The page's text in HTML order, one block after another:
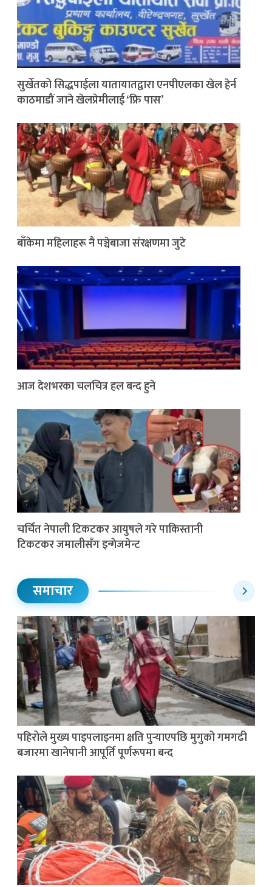
सुर्खेतको सिद्धपाईला यातायातद्वारा एनपीएलका खेल हेर्न
काठमाडौं जाने खेलप्रेमीलाई ‘फ्रि पास’
बाँकेमा महिलाहरू नै पञ्चेबाजा संरक्षणमा जुटे
आज देशभरका चलचित्र हल बन्द हुने
चर्चित नेपाली टिकटकर आयुषले गरे पाकिस्तानी
टिकटकर जमालीसँग इन्गेजमेन्ट
समाचार
पहिरोले मुख्य पाइपलाइनमा क्षति पुर्‍याएपछि मुगुको गमगढी
बजारमा खानेपानी आपूर्ति पूर्णरूपमा बन्द